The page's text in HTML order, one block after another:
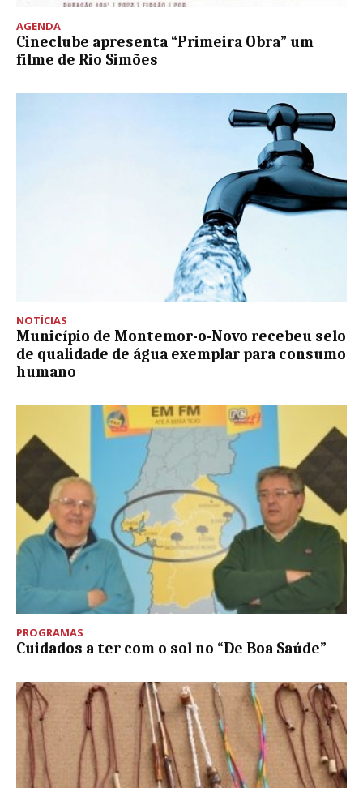
AGENDA
Cineclube apresenta “Primeira Obra” um
filme de Rio Simões
NOTÍCIAS
Município de Montemor-o-Novo recebeu selo
de qualidade de água exemplar para consumo
humano
PROGRAMAS
Cuidados a ter com o sol no “De Boa Saúde”